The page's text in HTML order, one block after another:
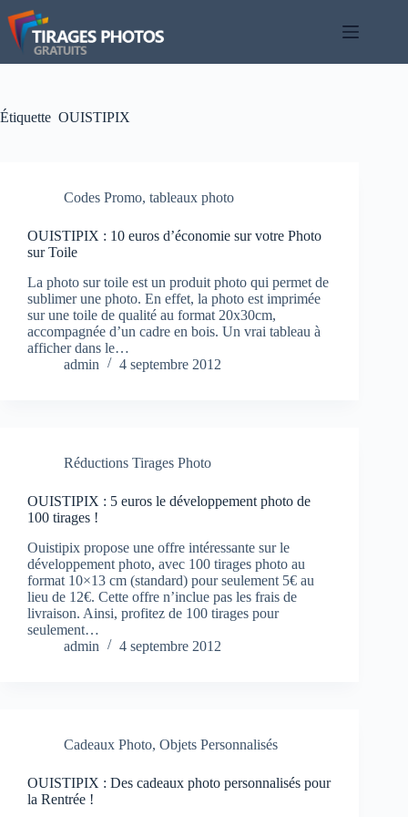
Passer
au
contenu
Étiquette OUISTIPIX
Codes Promo, tableaux photo
OUISTIPIX : 10 euros d’économie sur votre Photo
sur Toile
La photo sur toile est un produit photo qui permet de
sublimer une photo. En effet, la photo est imprimée
sur une toile de qualité au format 20x30cm,
accompagnée d’un cadre en bois. Un vrai tableau à
afficher dans le…
admin
4 septembre 2012
Réductions Tirages Photo
OUISTIPIX : 5 euros le développement photo de
100 tirages !
Ouistipix propose une offre intéressante sur le
développement photo, avec 100 tirages photo au
format 10×13 cm (standard) pour seulement 5€ au
lieu de 12€. Cette offre n’inclue pas les frais de
livraison. Ainsi, profitez de 100 tirages pour
seulement…
admin
4 septembre 2012
Cadeaux Photo, Objets Personnalisés
OUISTIPIX : Des cadeaux photo personnalisés pour
la Rentrée !